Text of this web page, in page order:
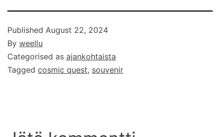
Published August 22, 2024
By weellu
Categorised as ajankohtaista
Tagged cosmic quest, souvenir